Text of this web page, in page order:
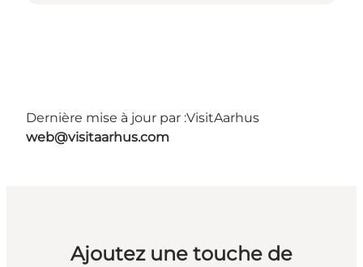
Dernière mise à jour par :VisitAarhus
web@visitaarhus.com
Ajoutez une touche de